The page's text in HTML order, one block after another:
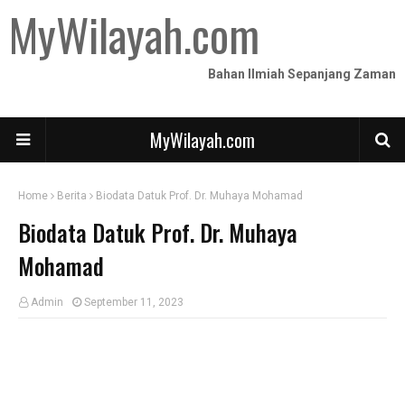
MyWilayah.com
Bahan Ilmiah Sepanjang Zaman
MyWilayah.com
Home Berita Biodata Datuk Prof. Dr. Muhaya Mohamad
Biodata Datuk Prof. Dr. Muhaya
Mohamad
Admin September 11, 2023